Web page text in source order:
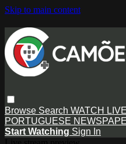
Skip to main content
Browse Search WATCH
PORTUGUESE
Start Watching Sign In